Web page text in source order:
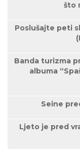
što
Poslušajte peti
Banda turizma
albuma
Seine
Ljeto je pred